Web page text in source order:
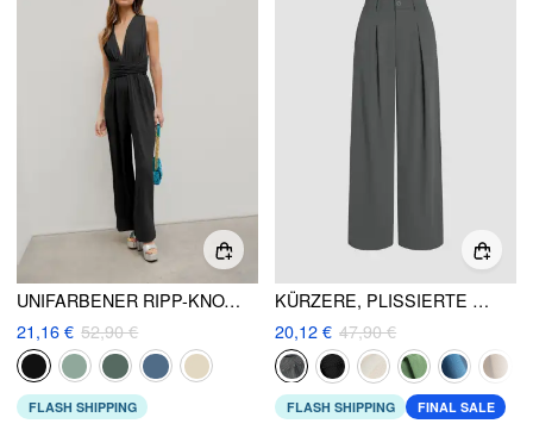
UNIFARBENER RIPP-KNOTEN-JUMPSUIT
21,16 € 52,90 €
FLASH SHIPPING
KÜRZERE, PLISSIERTE BREITBEIN-HOSEN
20,12 € 47,90 €
FLASH SHIPPING FINAL SALE